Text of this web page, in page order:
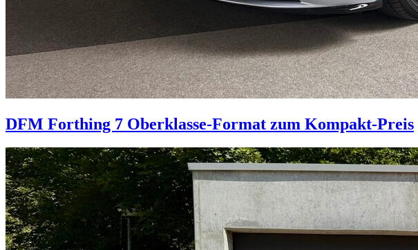
DFM Forthing 7 Oberklasse-Format zum Kompakt-Preis